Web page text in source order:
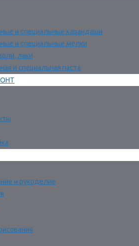
и специальные карандаши
и специальные мелки
лаки
и специальная паста
и рукоделие